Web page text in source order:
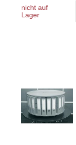
nicht auf
Lager